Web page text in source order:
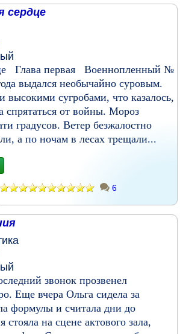
сердце
Глава первая Военнопленный №
выдался необычайно суровым.
высокими сугробами, что казалось,
спрятаться от войны. Мороз
градусов. Ветер безжалостно
а по ночам в лесах трещали...
6
звонок прозвенел
Еще вчера Ольга сидела за
формулы и считала дни до
стояла на сцене актового зала,